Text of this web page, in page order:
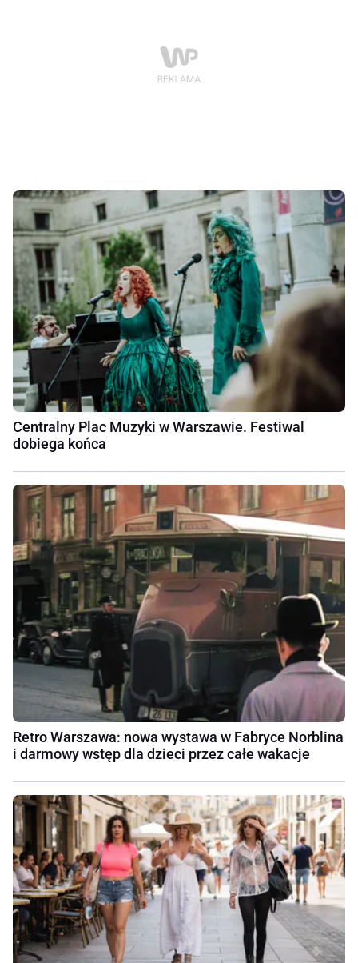
Centralny Plac Muzyki w Warszawie. Festiwal
dobiega końca
Retro Warszawa: nowa wystawa w Fabryce Norblina
i darmowy wstęp dla dzieci przez całe wakacje